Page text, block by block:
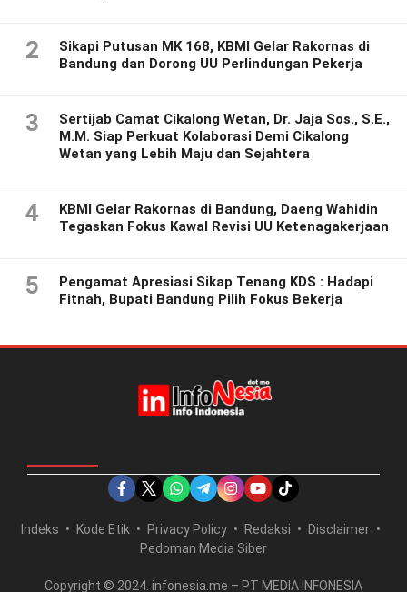
2
Sikapi Putusan MK 168, KBMI Gelar Rakornas di
Bandung dan Dorong UU Perlindungan Pekerja
3
Sertijab Camat Cikalong Wetan, Dr. Jaja Sos., S.E.,
M.M. Siap Perkuat Kolaborasi Demi Cikalong
Wetan yang Lebih Maju dan Sejahtera
4
KBMI Gelar Rakornas di Bandung, Daeng Wahidin
Tegaskan Fokus Kawal Revisi UU Ketenagakerjaan
5
Pengamat Apresiasi Sikap Tenang KDS : Hadapi
Fitnah, Bupati Bandung Pilih Fokus Bekerja
Indeks Kode Etik Privacy Policy Redaksi
Disclaimer
Pedoman Media Siber
Copyright © 2024. infonesia.me – PT MEDIA INFONESIA